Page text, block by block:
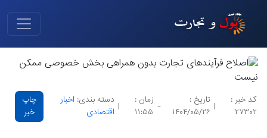
کد خبر :
۲۷۳۰۲
|
تاریخ :
۱۴۰۴/۰۵/۲۶
-
زمان :
۱۱:۵۵
|
دسته بندی: اخبار
اقتصادی
چاپ
خبر